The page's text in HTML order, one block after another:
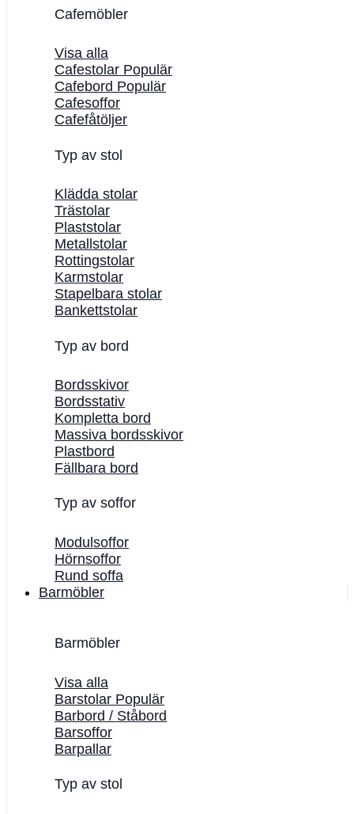
Cafemöbler
Visa alla
Cafestolar
Cafebord
Cafesoffor
Cafefåtöljer
Typ av stol
Klädda stolar
Trästolar
Plaststolar
Metallstolar
Rottingstolar
Karmstolar
Stapelbara stolar
Bankettstolar
Typ av bord
Bordsskivor
Bordsstativ
Kompletta bord
Massiva bordsskivor
Plastbord
Fällbara bord
Typ av soffor
Modulsoffor
Hörnsoffor
Rund soffa
Barmöbler
Barmöbler
Visa alla
Barstolar
Barbord / Ståbord
Barsoffor
Barpallar
Typ av stol